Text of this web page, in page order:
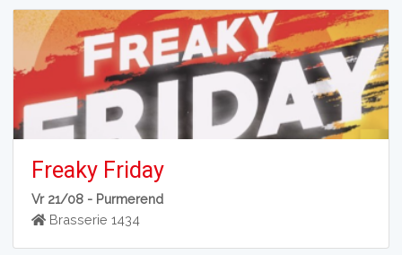
Freaky Friday
Vr 21/08 - Purmerend
Brasserie 1434